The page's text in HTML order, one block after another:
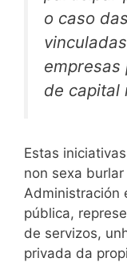
o caso
empresas
de capital
Estas
non sexa
Administración
pública,
de servizos,
privada da